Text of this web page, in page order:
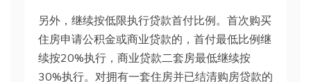
另外，继续按低限执行贷款首付比例。首次购买
住房申请公积金或商业贷款的，首付最低比例继
续按20%执行，商业贷款二套房最低继续按
30%执行。对拥有一套住房并已结清购房贷款的